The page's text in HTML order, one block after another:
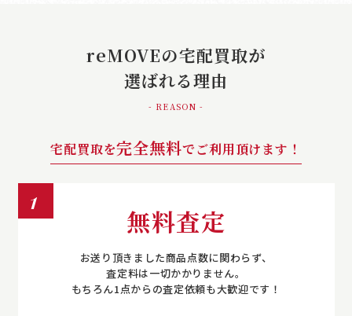
reMOVEの宅配買取が
選ばれる理由
- REASON -
宅配買取を完全無料でご利用頂けます！
1
無料査定
お送り頂きました商品点数に関わらず、
査定料は一切かかりません。
もちろん1点からの査定依頼も大歓迎です！